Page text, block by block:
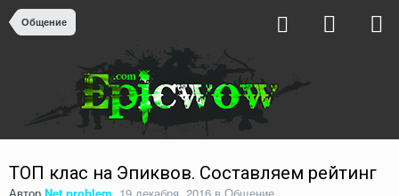
Общение
ТОП клас на Эпиквов. Составляем рейтинг